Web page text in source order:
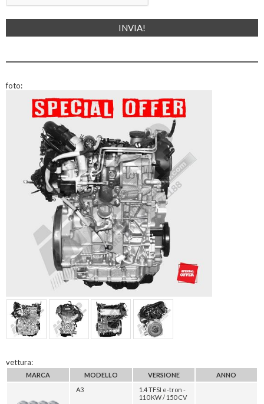
foto:
vettura:
MARCA MODELLO VERSIONE
ANNO
A3
1.4 TFSI e-tron -
110 KW / 150 CV